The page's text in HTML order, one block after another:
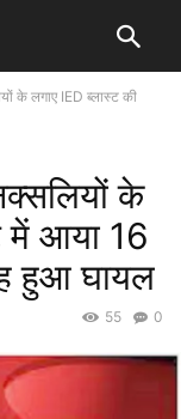
के लगाए IED ब्लास्ट की
के
में आया 16
हुआ घायल
0
55